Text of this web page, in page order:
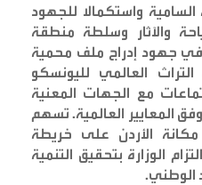
السامية واستكمالا للجهود
والآثار وسلطة منطقة
في جهود إدراج ملف محمية
العالمي لليونسكو
مع الجهات المعنية
المعايير العالمية. تسهم
الأردن على خريطة
الوزارة بتحقيق التنمية
الوطني.